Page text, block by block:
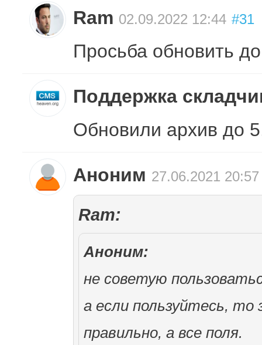
Ram 02.09.2022 12:44 #31
Просьба обновить
Поддержка
Обновили архив до
Аноним 27.06.2021 20:57
Ram:
Аноним:
не советую
а если пользуйтесь, то
правильно, а все поля.